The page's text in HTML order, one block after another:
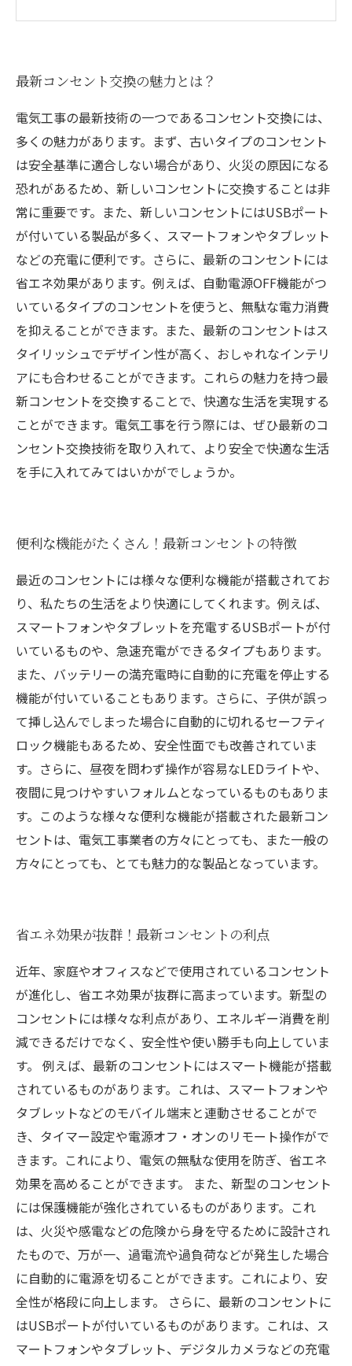
最新コンセント交換の魅力とは？
電気工事の最新技術の一つであるコンセント交換には、
多くの魅力があります。まず、古いタイプのコンセント
は安全基準に適合しない場合があり、火災の原因になる
恐れがあるため、新しいコンセントに交換することは非
常に重要です。また、新しいコンセントにはUSBポート
が付いている製品が多く、スマートフォンやタブレット
などの充電に便利です。さらに、最新のコンセントには
省エネ効果があります。例えば、自動電源OFF機能がつ
いているタイプのコンセントを使うと、無駄な電力消費
を抑えることができます。また、最新のコンセントはス
タイリッシュでデザイン性が高く、おしゃれなインテリ
アにも合わせることができます。これらの魅力を持つ最
新コンセントを交換することで、快適な生活を実現する
ことができます。電気工事を行う際には、ぜひ最新のコ
ンセント交換技術を取り入れて、より安全で快適な生活
を手に入れてみてはいかがでしょうか。
便利な機能がたくさん！最新コンセントの特徴
最近のコンセントには様々な便利な機能が搭載されてお
り、私たちの生活をより快適にしてくれます。例えば、
スマートフォンやタブレットを充電するUSBポートが付
いているものや、急速充電ができるタイプもあります。
また、バッテリーの満充電時に自動的に充電を停止する
機能が付いていることもあります。さらに、子供が誤っ
て挿し込んでしまった場合に自動的に切れるセーフティ
ロック機能もあるため、安全性面でも改善されていま
す。さらに、昼夜を問わず操作が容易なLEDライトや、
夜間に見つけやすいフォルムとなっているものもありま
す。このような様々な便利な機能が搭載された最新コン
セントは、電気工事業者の方々にとっても、また一般の
方々にとっても、とても魅力的な製品となっています。
省エネ効果が抜群！最新コンセントの利点
近年、家庭やオフィスなどで使用されているコンセント
が進化し、省エネ効果が抜群に高まっています。新型の
コンセントには様々な利点があり、エネルギー消費を削
減できるだけでなく、安全性や使い勝手も向上していま
す。 例えば、最新のコンセントにはスマート機能が搭載
されているものがあります。これは、スマートフォンや
タブレットなどのモバイル端末と連動させることがで
き、タイマー設定や電源オフ・オンのリモート操作がで
きます。これにより、電気の無駄な使用を防ぎ、省エネ
効果を高めることができます。 また、新型のコンセント
には保護機能が強化されているものがあります。これ
は、火災や感電などの危険から身を守るために設計され
たもので、万が一、過電流や過負荷などが発生した場合
に自動的に電源を切ることができます。これにより、安
全性が格段に向上します。 さらに、最新のコンセントに
はUSBポートが付いているものがあります。これは、ス
マートフォンやタブレット、デジタルカメラなどの充電